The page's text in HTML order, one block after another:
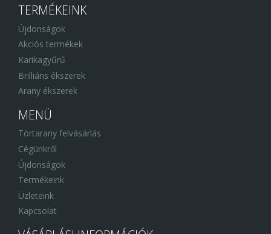
TERMÉKEINK
Újdonságok
Akciós termékek
Karikagyűrű
Brilliáns ékszerek
Arany ékszerek
MENÜ
Törtarany felvásárlás
Cégünkről
Újdonságok
Termékeink
Üzleteink
Kapcsolat